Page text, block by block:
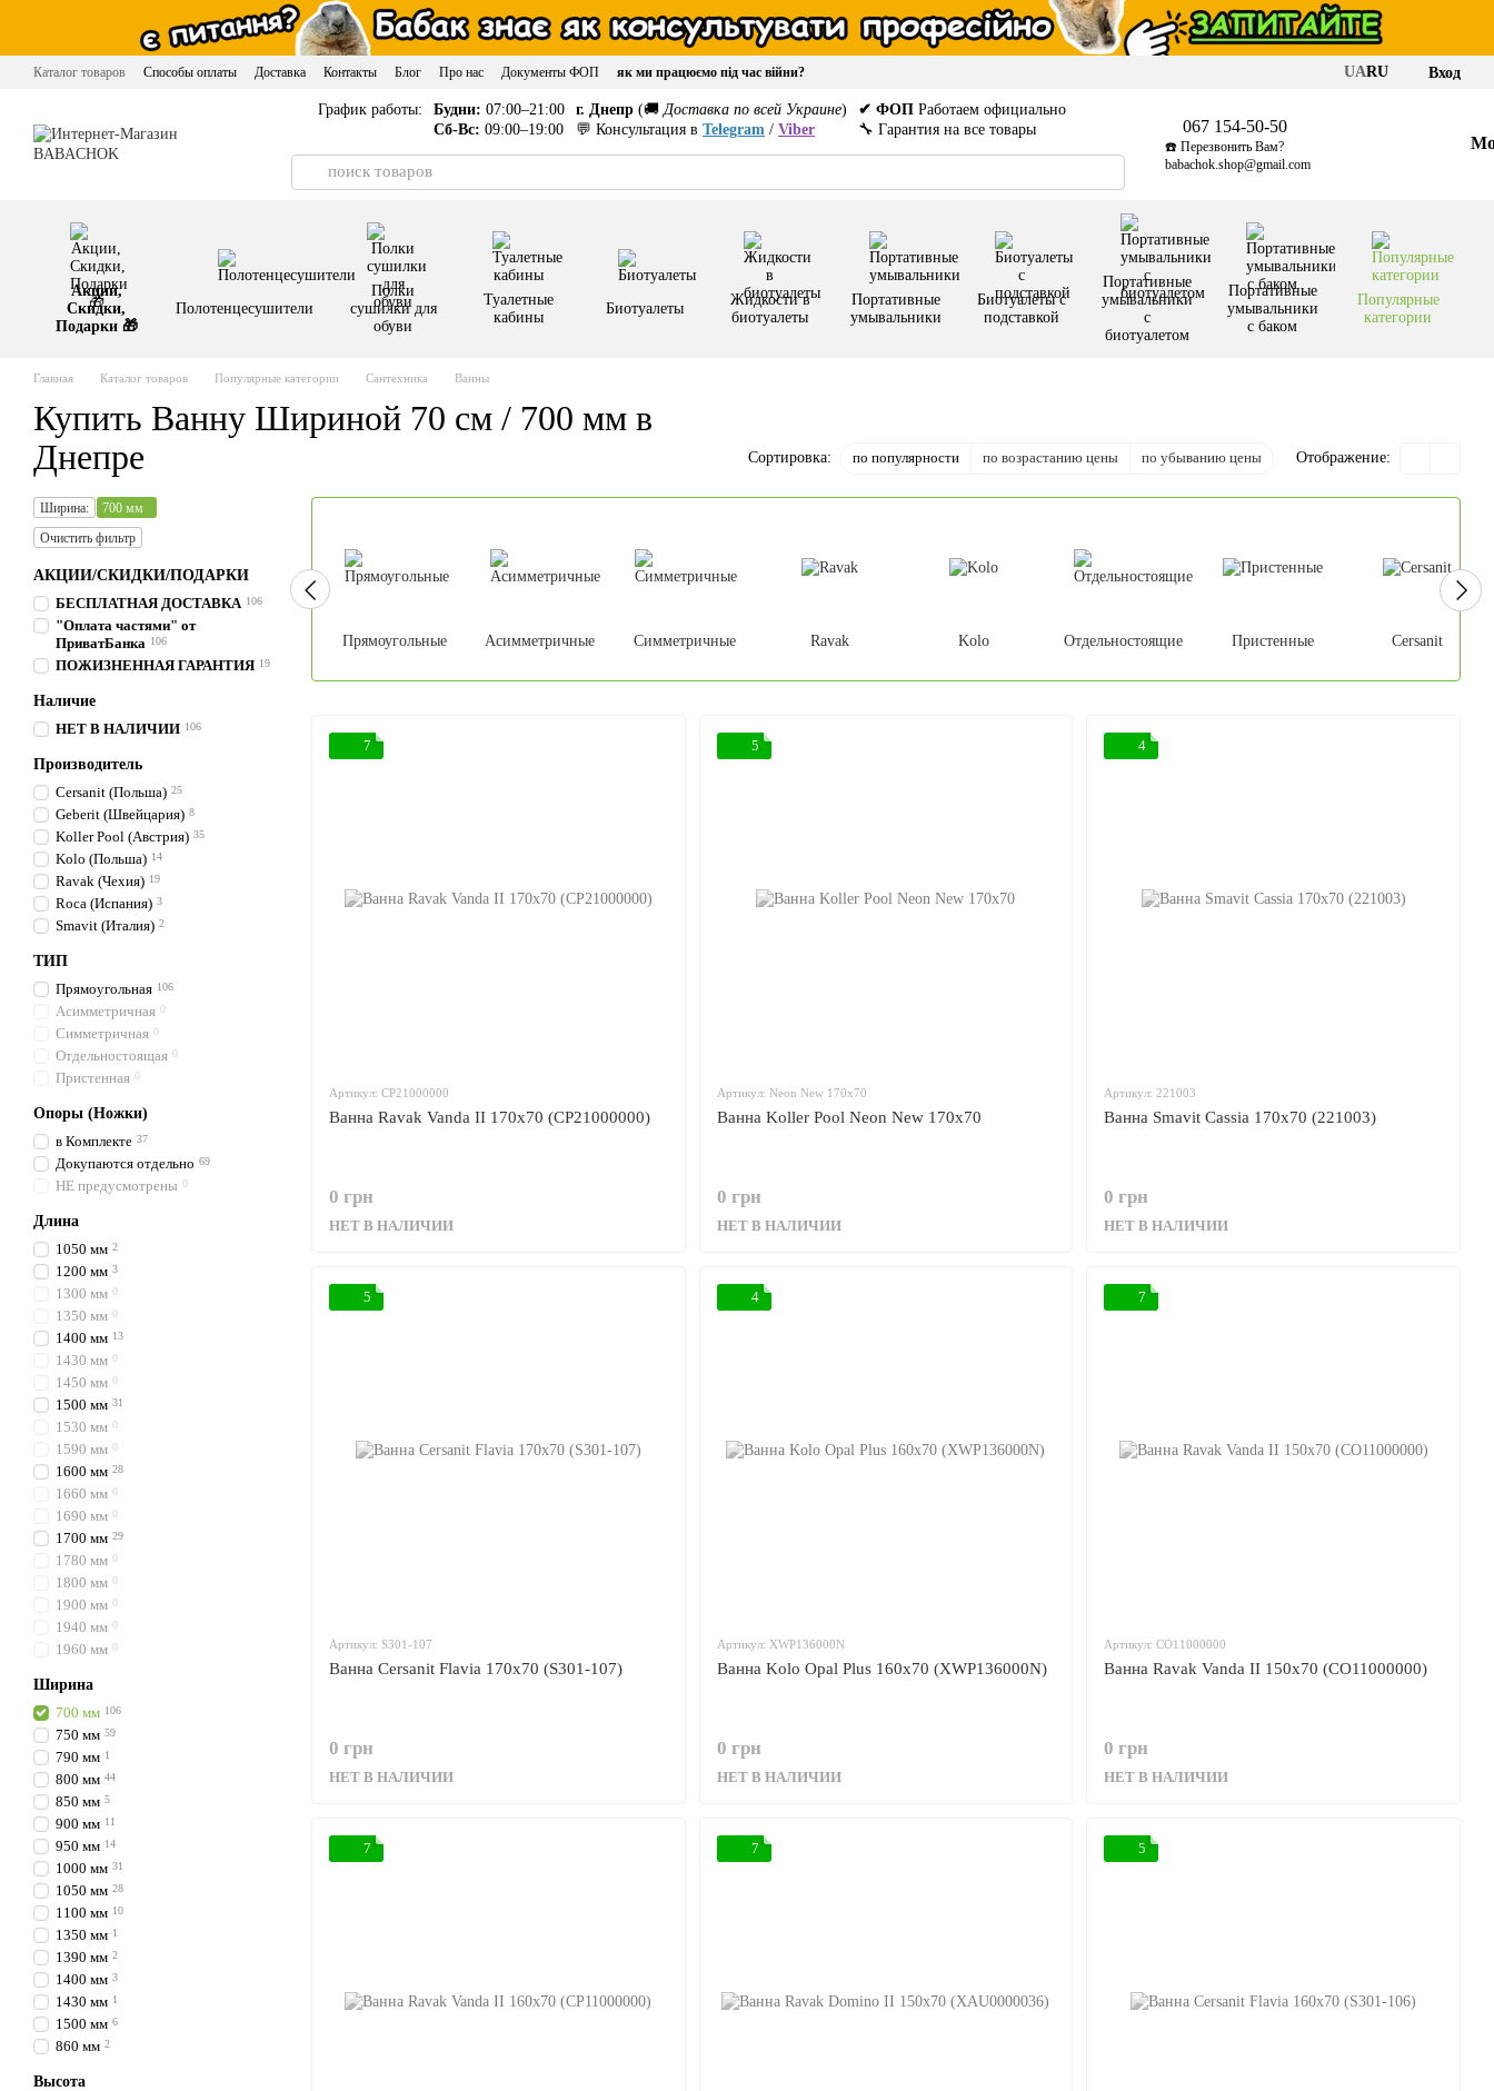
Перейти к основному контенту
Каталог товаров Способы оплаты Доставка Контакты Блог Про нас Документы ФОП як ми працюємо під час війни? UARU Вход
График работы: Будни: 07:00–21:00
Сб-Вс: 09:00–19:00
г. Днепр (🚚 Доставка по всей Украине)
💬 Консультация в Telegram / Viber
✔ ФОП Работаем официально
🔧 Гарантия на все товары
067 154-50-50
☎️ Перезвонить Вам?
babachok.shop@gmail.com
Акции,
Скидки,
Подарки 🎁
Полотенцесушители
Полки
сушилки для
обуви
Туалетные
кабины
Биотуалеты
Жидкости в
биотуалеты
Портативные
умывальники
Биотуалеты с
подставкой
Портативные
умывальники
с
биотуалетом
Портативные
умывальники
с баком
Популярные
категории
Главная Каталог товаров Популярные категории Сантехника Ванны
Купить Ванну Шириной 70 см / 700 мм в
Днепре
Сортировка: по популярности по возрастанию цены по убыванию цены Отображение:
Прямоугольные Асимметричные Симметричные Ravak Kolo Отдельностоящие Пристенные Cersanit
7
Артикул: CP21000000
Ванна Ravak Vanda II 170x70 (CP21000000)
0 грн
НЕТ В НАЛИЧИИ
5
Артикул: Neon New 170x70
Ванна Koller Pool Neon New 170x70
0 грн
НЕТ В НАЛИЧИИ
4
Артикул: 221003
Ванна Smavit Cassia 170x70 (221003)
0 грн
НЕТ В НАЛИЧИИ
5
Артикул: S301-107
Ванна Cersanit Flavia 170x70 (S301-107)
0 грн
НЕТ В НАЛИЧИИ
4
Артикул: XWP136000N
Ванна Kolo Opal Plus 160x70 (XWP136000N)
0 грн
НЕТ В НАЛИЧИИ
7
Артикул: CO11000000
Ванна Ravak Vanda II 150x70 (CO11000000)
0 грн
НЕТ В НАЛИЧИИ
7 7 5
Ширина:
700 мм
Очистить фильтр
АКЦИИ/СКИДКИ/ПОДАРКИ
БЕСПЛАТНАЯ ДОСТАВКА 106
"Оплата частями" от
ПриватБанка 106
ПОЖИЗНЕННАЯ ГАРАНТИЯ 19
Наличие
НЕТ В НАЛИЧИИ 106
Производитель
Cersanit (Польша) 25
Geberit (Швейцария) 8
Koller Pool (Австрия) 35
Kolo (Польша) 14
Ravak (Чехия) 19
Roca (Испания) 3
Smavit (Италия) 2
ТИП
Прямоугольная 106
Асимметричная 0
Симметричная 0
Отдельностоящая 0
Пристенная 0
Опоры (Ножки)
в Комплекте 37
Докупаются отдельно 69
НЕ предусмотрены 0
Длина
1050 мм 2
1200 мм 3
1300 мм 0
1350 мм 0
1400 мм 13
1430 мм 0
1450 мм 0
1500 мм 31
1530 мм 0
1590 мм 0
1600 мм 28
1660 мм 0
1690 мм 0
1700 мм 29
1780 мм 0
1800 мм 0
1900 мм 0
1940 мм 0
1960 мм 0
Ширина
700 мм 106
750 мм 59
790 мм 1
800 мм 44
850 мм 5
900 мм 11
950 мм 14
1000 мм 31
1050 мм 28
1100 мм 10
1350 мм 1
1390 мм 2
1400 мм 3
1430 мм 1
1500 мм 6
860 мм 2
Высота